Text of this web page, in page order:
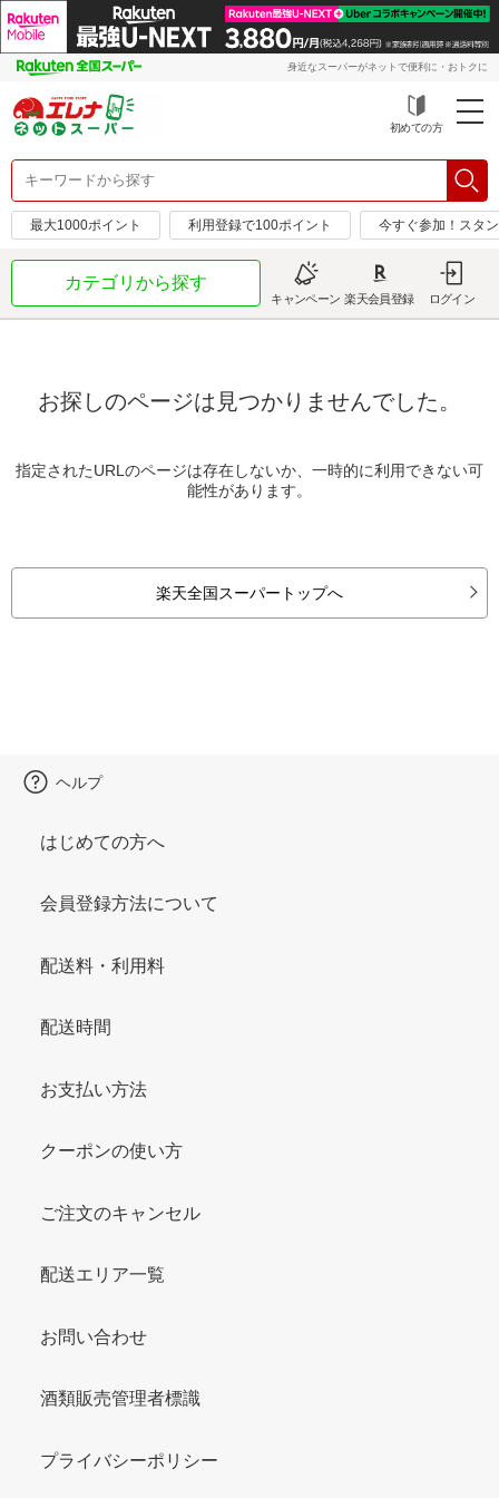
身近なスーパーがネットで便利に・おトクに
初めての方
最大1000ポイント 利用登録で100ポイント 今すぐ参加！スタ
カテゴリから探す
キャンペーン 楽天会員登録 ログイン
お探しのページは見つかりませんでした。
指定されたURLのページは存在しないか、一時的に利用できない可
能性があります。
楽天全国スーパートップへ
ヘルプ
はじめての方へ
会員登録方法について
配送料・利用料
配送時間
お支払い方法
クーポンの使い方
ご注文のキャンセル
配送エリア一覧
お問い合わせ
酒類販売管理者標識
プライバシーポリシー